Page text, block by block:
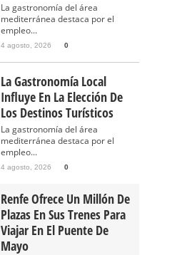
La gastronomía del área
mediterránea destaca por el
empleo...
4 agosto, 2026 0
La Gastronomía Local
Influye En La Elección De
Los Destinos Turísticos
La gastronomía del área
mediterránea destaca por el
empleo...
4 agosto, 2026 0
Renfe Ofrece Un Millón De
Plazas En Sus Trenes Para
Viajar En El Puente De
Mayo